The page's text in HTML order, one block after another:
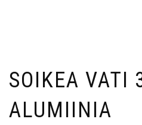
SOIKEA VATI
ALUMIINIA